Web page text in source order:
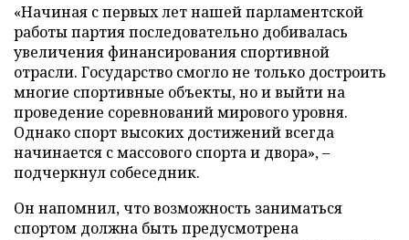
«Начиная с первых лет нашей парламентской
работы партия последовательно добивалась
увеличения финансирования спортивной
отрасли. Государство смогло не только достроить
многие спортивные объекты, но и выйти на
проведение соревнований мирового уровня.
Однако спорт высоких достижений всегда
начинается с массового спорта и двора», –
подчеркнул собеседник.
Он напомнил, что возможность заниматься
спортом должна быть предусмотрена